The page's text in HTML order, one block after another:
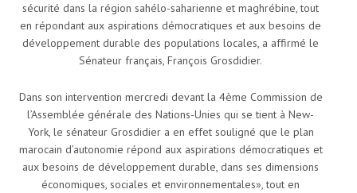
sécurité dans la région sahélo-saharienne et maghrébine, tout
en répondant aux aspirations démocratiques et aux besoins de
développement durable des populations locales, a affirmé le
Sénateur français, François Grosdidier.
Dans son intervention mercredi devant la 4ème Commission de
l’Assemblée générale des Nations-Unies qui se tient à New-
York, le sénateur Grosdidier a en effet souligné que le plan
marocain d’autonomie répond aux aspirations démocratiques et
aux besoins de développement durable, dans ses dimensions
économiques, sociales et environnementales», tout en